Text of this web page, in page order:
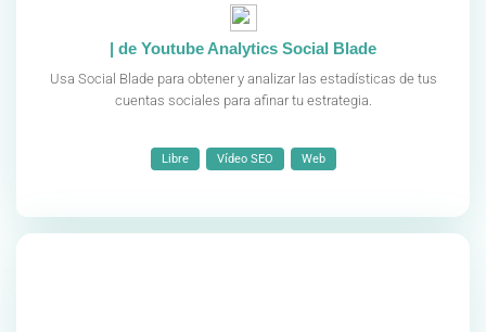
| de Youtube Analytics Social Blade
Usa Social Blade para obtener y analizar las estadísticas de tus
cuentas sociales para afinar tu estrategia.
Libre Vídeo SEO Web